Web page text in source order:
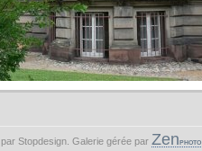
par Stopdesign. Galerie gérée par ZenPHOTO